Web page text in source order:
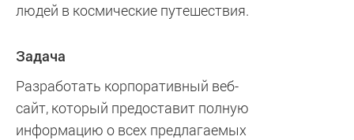
людей в космические путешествия.
Задача
Разработать корпоративный веб-
сайт, который предоставит полную
информацию о всех предлагаемых